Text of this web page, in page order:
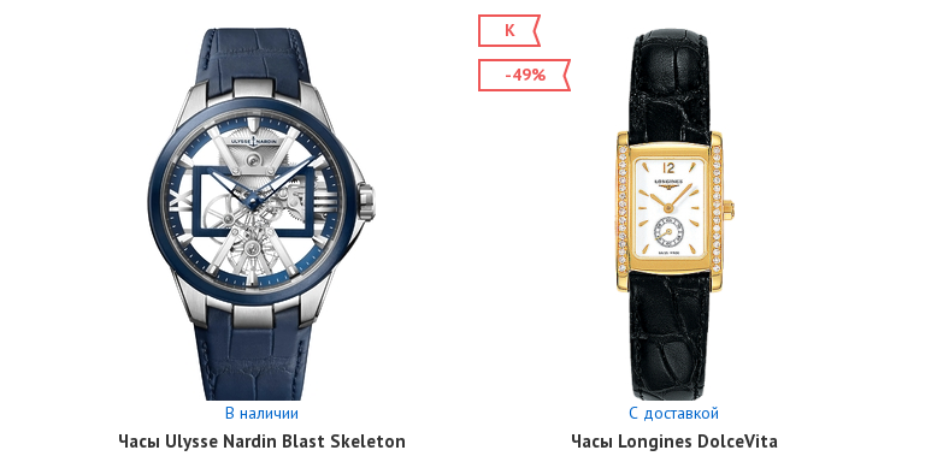
В наличии
Часы Ulysse Nardin Blast Skeleton
С доставкой
Часы Longines DolceVita
К
-49%